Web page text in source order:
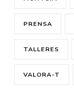
PRENSA
TALLERES
VALORA-T